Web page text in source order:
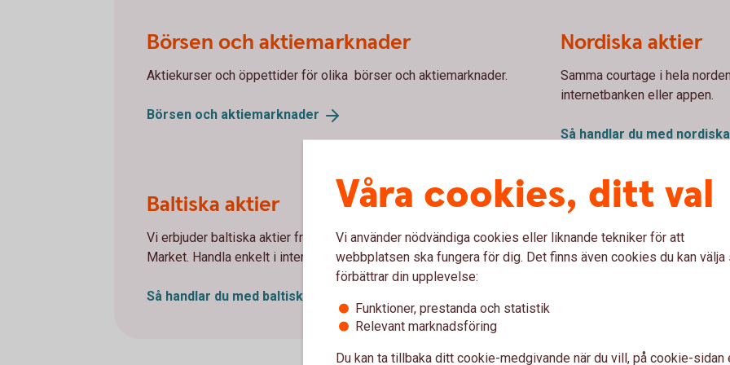
Börsen och aktiemarknader
Aktiekurser och öppettider för olika börser och aktiemarknader.
Börsen och aktiemarknader
Nordiska aktier
Samma courtage i hela
internetbanken eller appen.
Så handlar du med nordiska
Baltiska aktier
Vi erbjuder baltiska aktier från ett 70-tal bolag på Nasdaq Baltic
Market. Handla enkelt i internetbanken eller appen.
Så handlar du med baltiska
Amerikanska aktier
Handla med hundratals
Exchange och Nasdaq i
Våra cookies, ditt val
Vi använder nödvändiga cookies eller liknande tekniker för att
webbplatsen ska fungera för dig. Det finns även cookies du kan välja
förbättrar din upplevelse:
Funktioner, prestanda och statistik
Relevant marknadsföring
Du kan ta tillbaka ditt cookie-medgivande när du vill, på cookie-sidan